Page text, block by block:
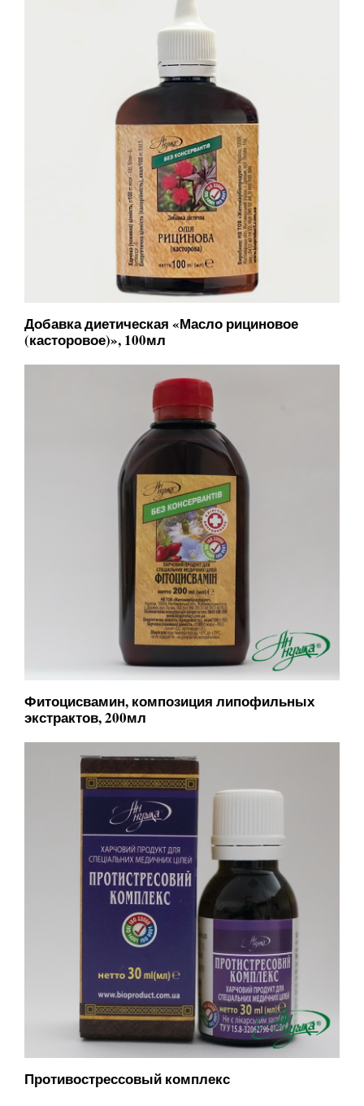
Добавка диетическая «Масло рициновое
(касторовое)», 100мл
Фитоцисвамин, композиция липофильных
экстрактов, 200мл
Противострессовый комплекс